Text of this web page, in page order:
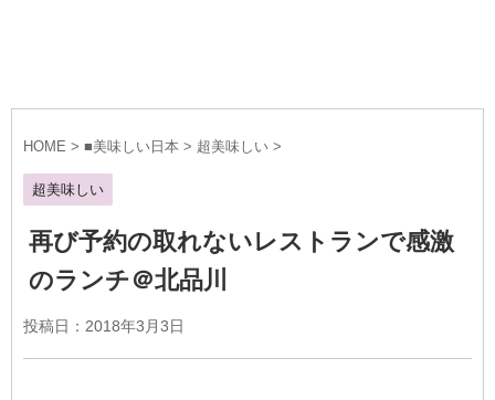
HOME > ■美味しい日本 > 超美味しい >
超美味しい
再び予約の取れないレストランで感激
のランチ＠北品川
投稿日：2018年3月3日